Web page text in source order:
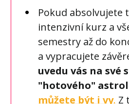
Pokud absolvujete
intenzivní kurz a
semestry až do
a vypracujete
uvedu vás na
"hotového"
můžete být i vy. Z